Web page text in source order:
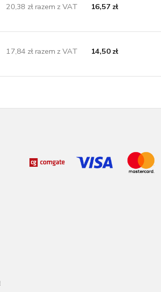
20,38 zł razem z VAT 16,57 zł
17,84 zł razem z VAT 14,50 zł